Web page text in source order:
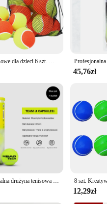
Piłki tenisowe dla dzieci 6 szt. Miękka, elastyczna, niska kompresja, bezciśnieniowa piłka treningowa z torbą do noszenia dla młodzieży, początkujących
45,76zł
Profesjonalna drużyna tenisowa 4B TEAM 3 Tour X piłka treningowa T 3B Pro piłki meczowe wysoka elastyczność wytrzymały tenis Excesice
12,29zł